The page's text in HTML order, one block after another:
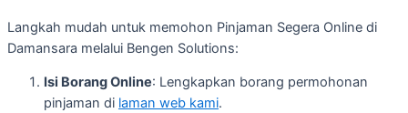
Langkah mudah untuk memohon Pinjaman Segera Online di
Damansara melalui Bengen Solutions:
Isi Borang Online: Lengkapkan borang permohonan
pinjaman di laman web kami.